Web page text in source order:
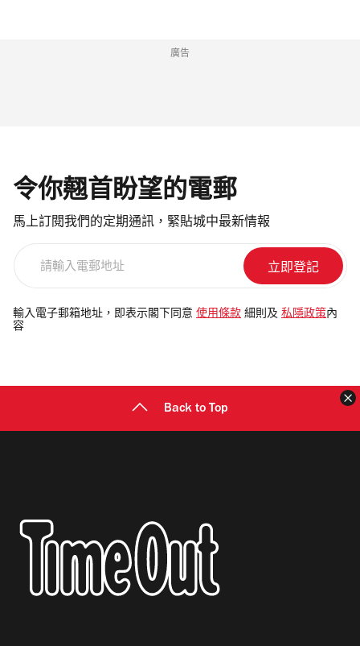
廣告
令你翹首盼望的電郵
馬上訂閱我們的定期通訊，緊貼城中最新情報
電
郵
輸入電子郵箱地址，即表示閣下同意 使用條款 細則及 私隱政策 內
容
Back to Top